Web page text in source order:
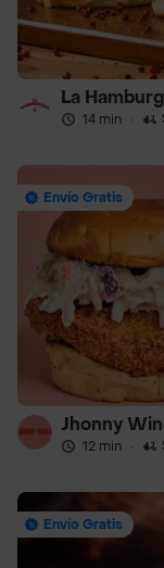
La
14 min ·
Envío Gratis
Jhonny
12 min ·
Envío Gratis